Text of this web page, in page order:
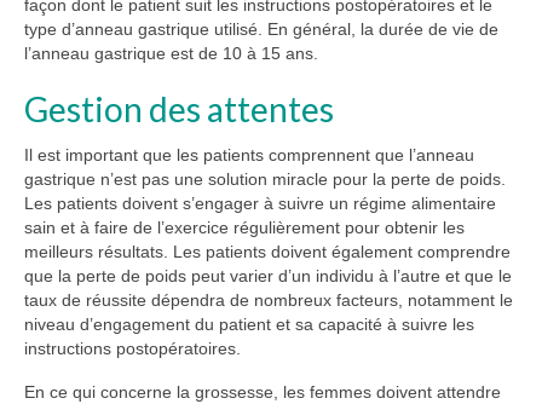
façon dont le patient suit les instructions postopératoires et le
type d’anneau gastrique utilisé. En général, la durée de vie de
l’anneau gastrique est de 10 à 15 ans.
Gestion des attentes
Il est important que les patients comprennent que l’anneau
gastrique n’est pas une solution miracle pour la perte de poids.
Les patients doivent s’engager à suivre un régime alimentaire
sain et à faire de l’exercice régulièrement pour obtenir les
meilleurs résultats. Les patients doivent également comprendre
que la perte de poids peut varier d’un individu à l’autre et que le
taux de réussite dépendra de nombreux facteurs, notamment le
niveau d’engagement du patient et sa capacité à suivre les
instructions postopératoires.
En ce qui concerne la grossesse, les femmes doivent attendre